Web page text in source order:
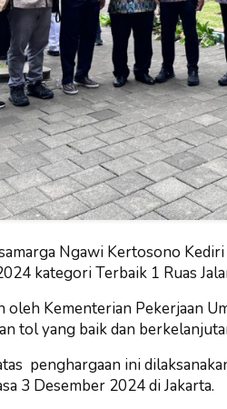
Ngawi Kertosono
kategori Terbaik 1 Ruas
oleh Kementerian Pekerjaan
tol yang baik dan
penghargaan ini
3 Desember 2024 di Jakarta.